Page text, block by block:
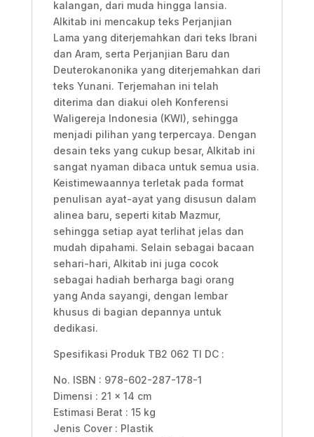
kalangan, dari muda hingga lansia.
Alkitab ini mencakup teks Perjanjian
Lama yang diterjemahkan dari teks Ibrani
dan Aram, serta Perjanjian Baru dan
Deuterokanonika yang diterjemahkan dari
teks Yunani. Terjemahan ini telah
diterima dan diakui oleh Konferensi
Waligereja Indonesia (KWI), sehingga
menjadi pilihan yang terpercaya. Dengan
desain teks yang cukup besar, Alkitab ini
sangat nyaman dibaca untuk semua usia.
Keistimewaannya terletak pada format
penulisan ayat-ayat yang disusun dalam
alinea baru, seperti kitab Mazmur,
sehingga setiap ayat terlihat jelas dan
mudah dipahami. Selain sebagai bacaan
sehari-hari, Alkitab ini juga cocok
sebagai hadiah berharga bagi orang
yang Anda sayangi, dengan lembar
khusus di bagian depannya untuk
dedikasi.
Spesifikasi Produk TB2 062 TI DC :
No. ISBN : 978-602-287-178-1
Dimensi : 21 x 14 cm
Estimasi Berat : 15 kg
Jenis Cover : Plastik